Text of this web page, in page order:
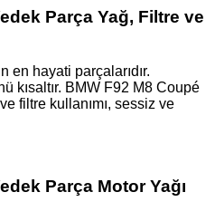
Parça Yağ, Filtre ve
en hayati parçalarıdır.
kısaltır. BMW F92 M8 Coupé
filtre kullanımı, sessiz ve
Parça Motor Yağı